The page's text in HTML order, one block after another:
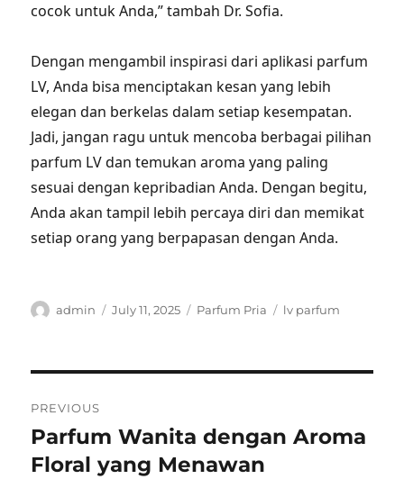
cocok untuk Anda,” tambah Dr. Sofia.
Dengan mengambil inspirasi dari aplikasi parfum
LV, Anda bisa menciptakan kesan yang lebih
elegan dan berkelas dalam setiap kesempatan.
Jadi, jangan ragu untuk mencoba berbagai pilihan
parfum LV dan temukan aroma yang paling
sesuai dengan kepribadian Anda. Dengan begitu,
Anda akan tampil lebih percaya diri dan memikat
setiap orang yang berpapasan dengan Anda.
Author
admin
Posted
July 11, 2025 Categories
Parfum Pria Tags
lv parfum
navigation
PREVIOUS
Previous
post:
Parfum Wanita dengan Aroma
Floral yang Menawan